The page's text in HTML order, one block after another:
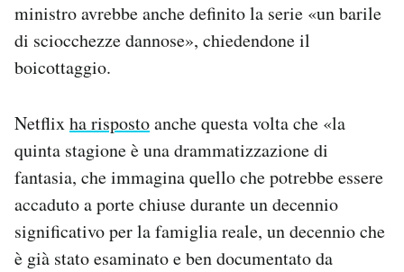
ministro avrebbe anche definito la serie «un barile
di sciocchezze dannose», chiedendone il
boicottaggio.
Netflixha rispostoanche questa volta che «la
quinta stagione è una drammatizzazione di
fantasia, che immagina quello che potrebbe essere
accaduto a porte chiuse durante un decennio
significativo per la famiglia reale, un decennio che
è già stato esaminato e ben documentato da